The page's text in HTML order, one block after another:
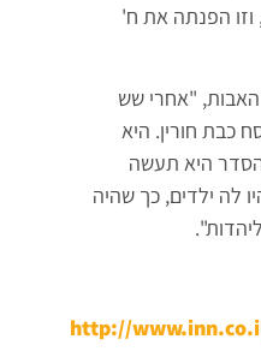
הפנתה את ח'
"אחרי שש
כבת חורין. היא
היא תעשה
לה ילדים, כך שהיה
http://